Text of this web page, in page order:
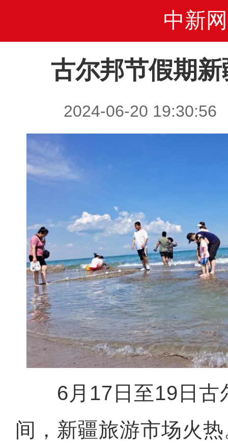
中新网
古尔邦节假期
2024-06-20
6月17日至19日古
间，新疆旅游市场火